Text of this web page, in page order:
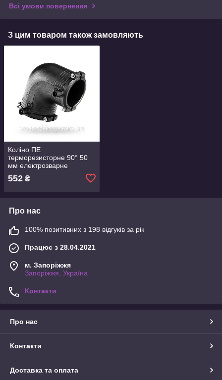
Всі умови повернення
З цим товаром також замовляють
Коліно ПЕ
терморезисторне 90° 50
мм електрозварне
552 ₴
Про нас
100% позитивних з 198 відгуків за рік
Працює з 28.04.2021
м. Запоріжжя
Запоріжжя, Україна
Контакти
Про нас
Контакти
Доставка та оплата